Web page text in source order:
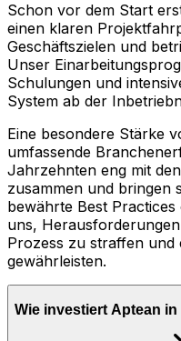
Schon vor dem Start
einen klaren
Geschäftszielen und
Unser
Schulungen und
System ab der
Eine besondere Stärke
umfassende
Jahrzehnten eng mit
zusammen und bringen
bewährte Best Practices
uns,
Prozess zu straffen und
gewährleisten.
Wie investiert Aptean